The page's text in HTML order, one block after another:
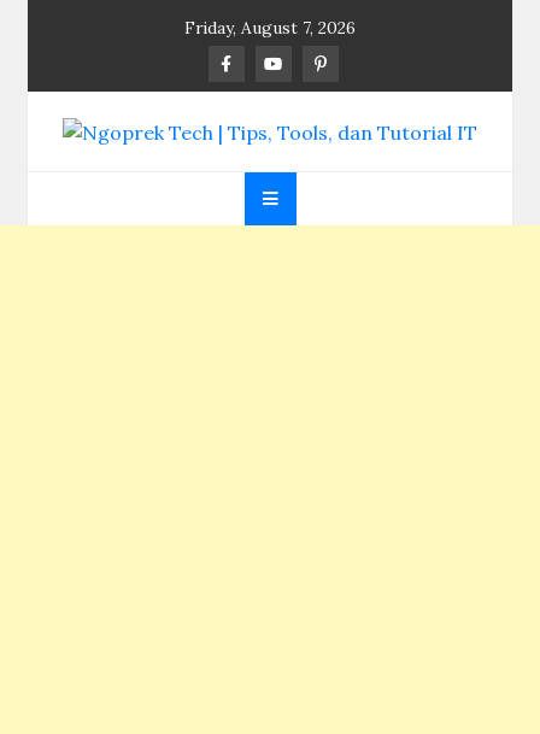
Friday, August 7, 2026
Ngoprek Tech | Tips,
Tools, dan Tutorial